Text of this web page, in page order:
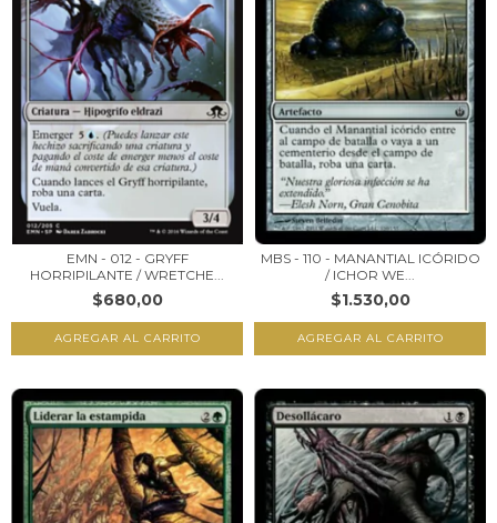
EMN - 012 - GRYFF
HORRIPILANTE / WRETCHE...
$680,00
MBS - 110 - MANANTIAL ICÓRIDO
/ ICHOR WE...
$1.530,00